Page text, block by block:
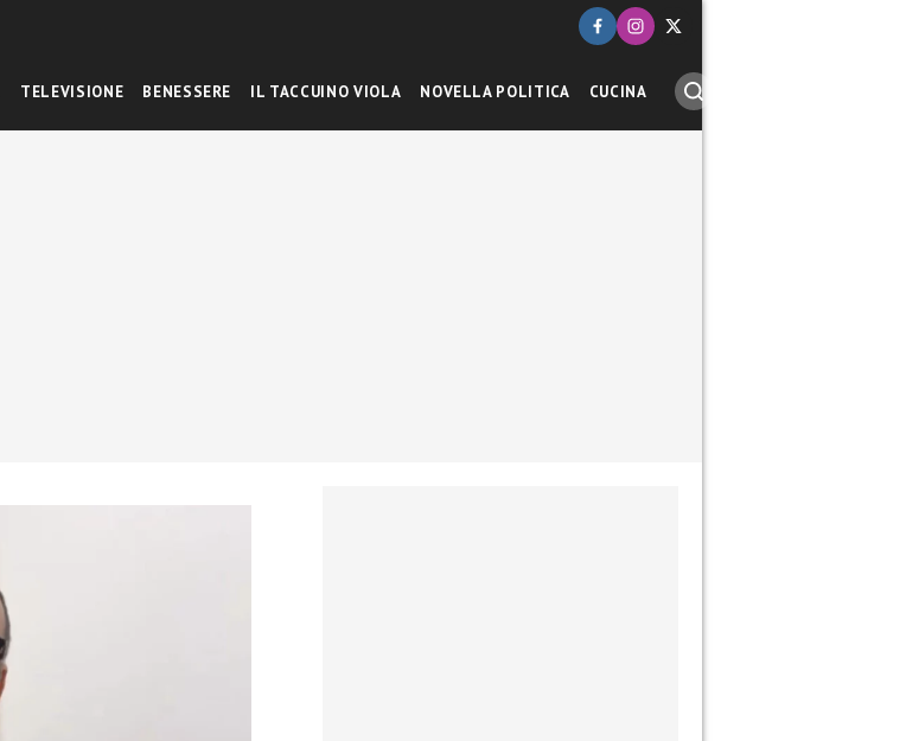
TELEVISIONE BENESSERE IL TACCUINO VIOLA NOVELLA POLITICA CUCINA